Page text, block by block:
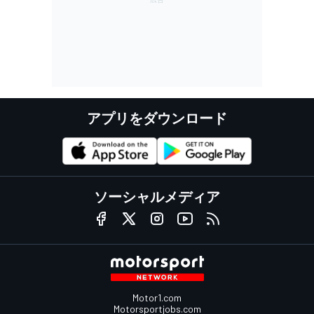
アプリをダウンロード
ソーシャルメディア
Motor1.com
Motorsportjobs.com